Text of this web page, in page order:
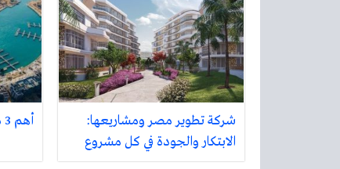
شركة تطوير مصر ومشاريعها:
الابتكار والجودة في كل مشروع
أهم 3 مشاريع في الساحل الشمالي